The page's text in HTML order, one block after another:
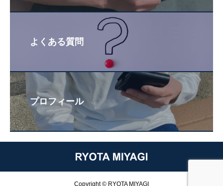
よくある質問
プロフィール
Copyright © RYOTA MIYAGI